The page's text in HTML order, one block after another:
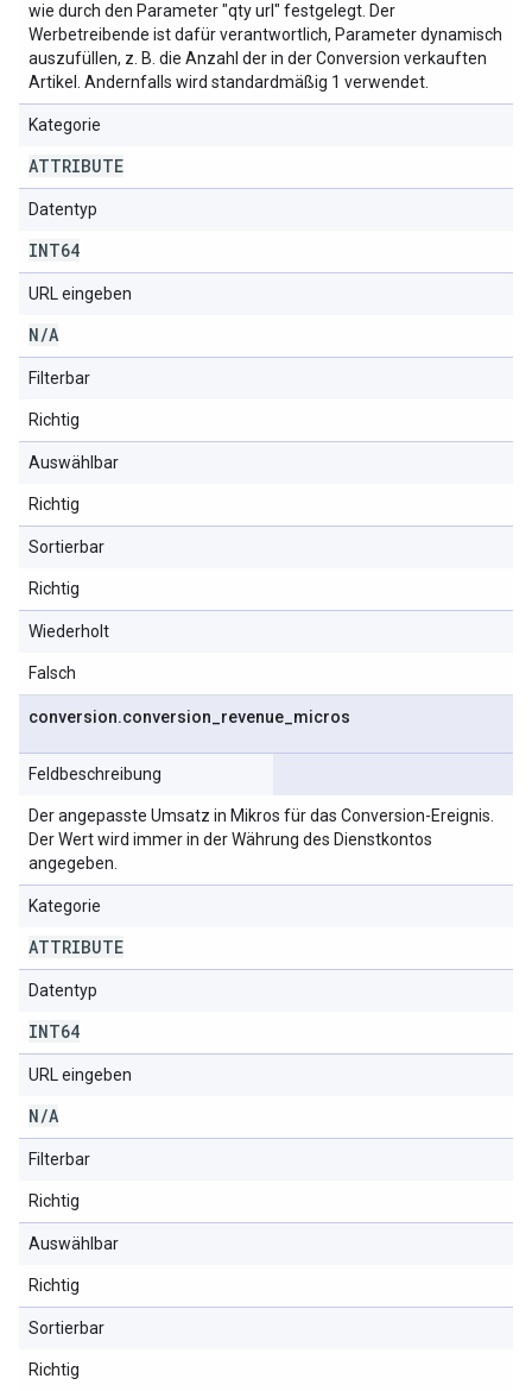
wie durch den Parameter "qty url" festgelegt. Der
Werbetreibende ist dafür verantwortlich, Parameter dynamisch
auszufüllen, z. B. die Anzahl der in der Conversion verkauften
Artikel. Andernfalls wird standardmäßig 1 verwendet.
Kategorie
ATTRIBUTE
Datentyp
INT64
URL eingeben
N/A
Filterbar
Richtig
Auswählbar
Richtig
Sortierbar
Richtig
Wiederholt
Falsch
conversion.conversion revenue micros
Feldbeschreibung
Der angepasste Umsatz in Mikros für das Conversion-Ereignis.
Der Wert wird immer in der Währung des Dienstkontos
angegeben.
Kategorie
ATTRIBUTE
Datentyp
INT64
URL eingeben
N/A
Filterbar
Richtig
Auswählbar
Richtig
Sortierbar
Richtig